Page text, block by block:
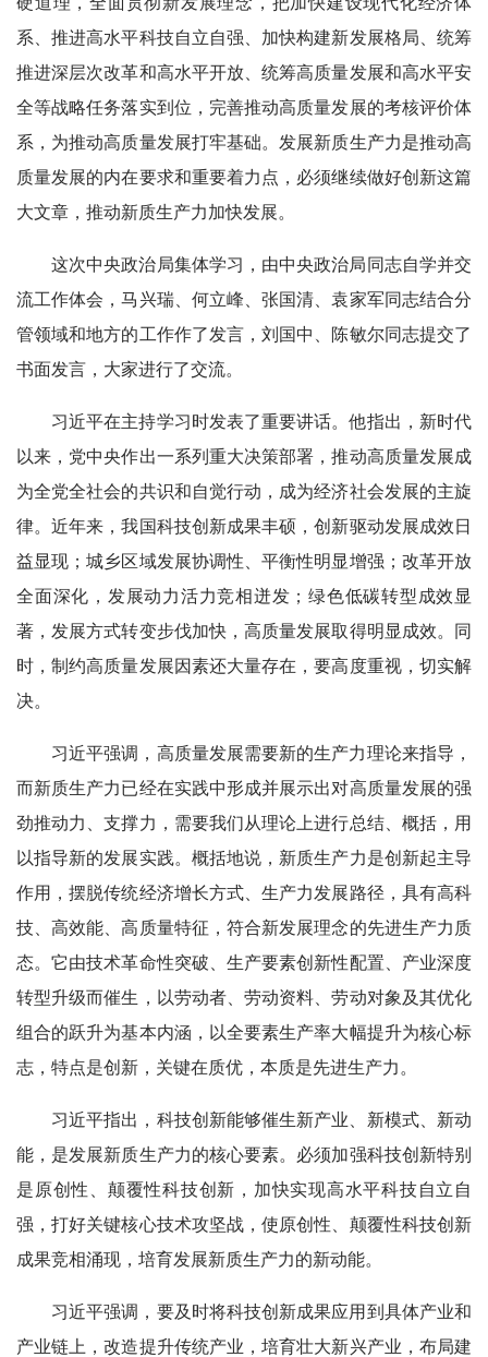
系、推进高水平科技自立自强、加快构建新发展格局、统筹
推进深层次改革和高水平开放、统筹高质量发展和高水平安
全等战略任务落实到位，完善推动高质量发展的考核评价体
系，为推动高质量发展打牢基础。发展新质生产力是推动高
质量发展的内在要求和重要着力点，必须继续做好创新这篇
大文章，推动新质生产力加快发展。
这次中央政治局集体学习，由中央政治局同志自学并交
流工作体会，马兴瑞、何立峰、张国清、袁家军同志结合分
管领域和地方的工作作了发言，刘国中、陈敏尔同志提交了
书面发言，大家进行了交流。
习近平在主持学习时发表了重要讲话。他指出，新时代
以来，党中央作出一系列重大决策部署，推动高质量发展成
为全党全社会的共识和自觉行动，成为经济社会发展的主旋
律。近年来，我国科技创新成果丰硕，创新驱动发展成效日
益显现；城乡区域发展协调性、平衡性明显增强；改革开放
全面深化，发展动力活力竞相迸发；绿色低碳转型成效显
著，发展方式转变步伐加快，高质量发展取得明显成效。同
时，制约高质量发展因素还大量存在，要高度重视，切实解
决。
习近平强调，高质量发展需要新的生产力理论来指导，
而新质生产力已经在实践中形成并展示出对高质量发展的强
劲推动力、支撑力，需要我们从理论上进行总结、概括，用
以指导新的发展实践。概括地说，新质生产力是创新起主导
作用，摆脱传统经济增长方式、生产力发展路径，具有高科
技、高效能、高质量特征，符合新发展理念的先进生产力质
态。它由技术革命性突破、生产要素创新性配置、产业深度
转型升级而催生，以劳动者、劳动资料、劳动对象及其优化
组合的跃升为基本内涵，以全要素生产率大幅提升为核心标
志，特点是创新，关键在质优，本质是先进生产力。
习近平指出，科技创新能够催生新产业、新模式、新动
能，是发展新质生产力的核心要素。必须加强科技创新特别
是原创性、颠覆性科技创新，加快实现高水平科技自立自
强，打好关键核心技术攻坚战，使原创性、颠覆性科技创新
成果竞相涌现，培育发展新质生产力的新动能。
习近平强调，要及时将科技创新成果应用到具体产业和
产业链上，改造提升传统产业，培育壮大新兴产业，布局建